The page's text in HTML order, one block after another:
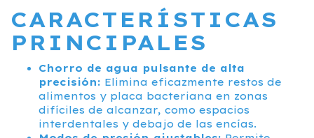
CARACTERÍSTICAS
PRINCIPALES
Chorro de agua pulsante de alta
precisión: Elimina eficazmente restos de
alimentos y placa bacteriana en zonas
difíciles de alcanzar, como espacios
interdentales y debajo de las encías.